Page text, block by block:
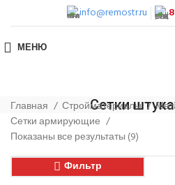
info@remostr.ru
МЕНЮ
Сетки
Главная Стройматериалы
Сетки армирующие
Показаны все результаты (9)
Фильтр